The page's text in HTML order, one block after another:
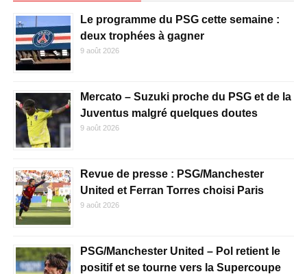
Le programme du PSG cette semaine :
deux trophées à gagner
9 août 2026
Mercato – Suzuki proche du PSG et de la
Juventus malgré quelques doutes
9 août 2026
Revue de presse : PSG/Manchester
United et Ferran Torres choisi Paris
9 août 2026
PSG/Manchester United – Pol retient le
positif et se tourne vers la Supercoupe